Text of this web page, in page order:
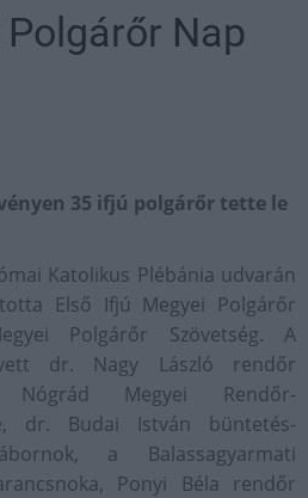
Nap
35 ifjú polgárőr tette le
Katolikus Plébánia udvarán
Első Ifjú Megyei Polgárőr
Polgárőr Szövetség. A
dr. Nagy László rendőr
Nógrád Megyei Rendőr-
dr. Budai István büntetés-
a Balassagyarmati
Ponyi Béla rendőr